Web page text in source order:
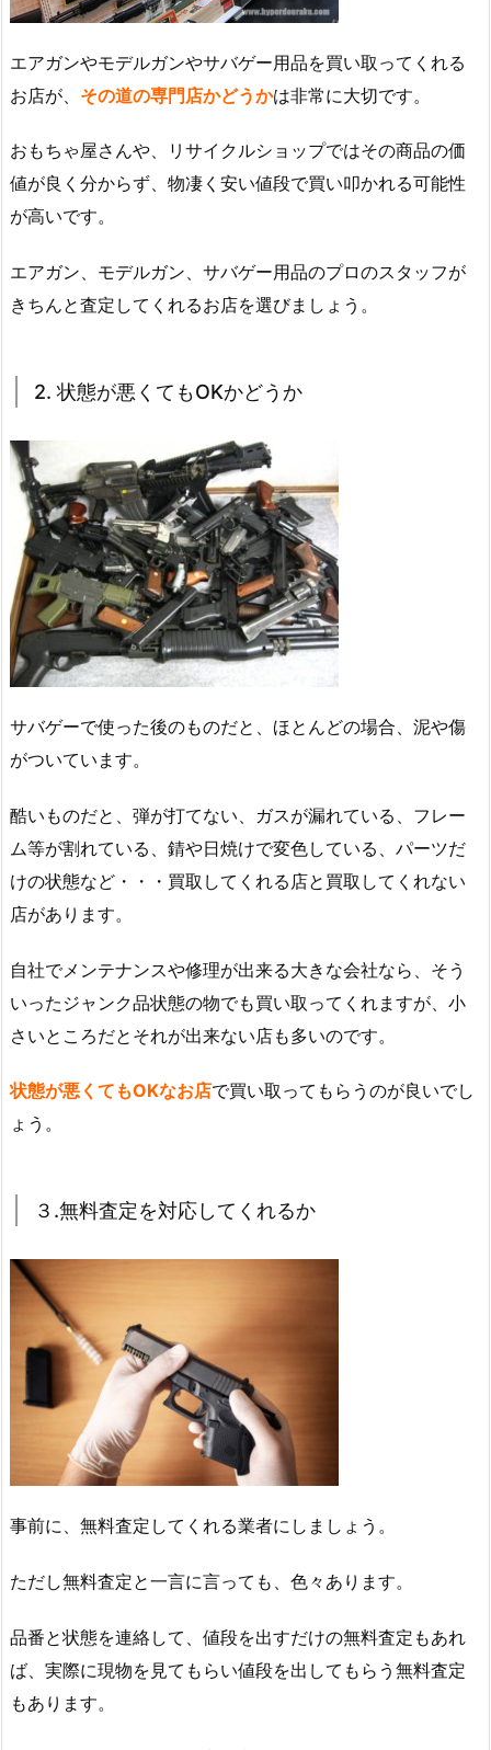
エアガンやモデルガンやサバゲー用品を買い取ってくれる
お店が、 その道の専門店かどうかは非常に大切です。
おもちゃ屋さんや、リサイクルショップではその商品の価
値が良く分からず、物凄く安い値段で買い叩かれる可能性
が高いです。
エアガン、モデルガン、サバゲー用品のプロのスタッフが
きちんと査定してくれるお店を選びましょう。
2. 状態が悪くてもOKかどうか
サバゲーで使った後のものだと、ほとんどの場合、泥や傷
がついています。
酷いものだと、弾が打てない、ガスが漏れている、フレー
ム等が割れている、錆や日焼けで変色している、パーツだ
けの状態など・・・買取してくれる店と買取してくれない
店があります。
自社でメンテナンスや修理が出来る大きな会社なら、そう
いったジャンク品状態の物でも買い取ってくれますが、小
さいところだとそれが出来ない店も多いのです。
状態が悪くてもOKなお店で買い取ってもらうのが良いでし
ょう。
３.無料査定を対応してくれるか
事前に、無料査定してくれる業者にしましょう。
ただし無料査定と一言に言っても、色々あります。
品番と状態を連絡して、値段を出すだけの無料査定もあれ
ば、実際に現物を見てもらい値段を出してもらう無料査定
もあります。